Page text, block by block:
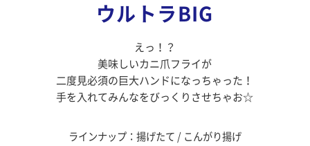
ウルトラBIG
えっ！？
美味しいカニ爪フライが
二度見必須の巨大ハンドになっちゃった！
手を入れてみんなをびっくりさせちゃお☆
ラインナップ：揚げたて / こんがり揚げ